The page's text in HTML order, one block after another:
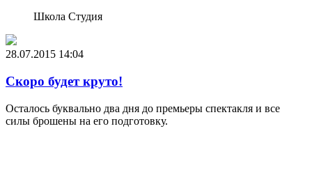
Школа Студия
28.07.2015 14:04
Скоро будет круто!
Осталось буквально два дня до премьеры спектакля и все
силы брошены на его подготовку.